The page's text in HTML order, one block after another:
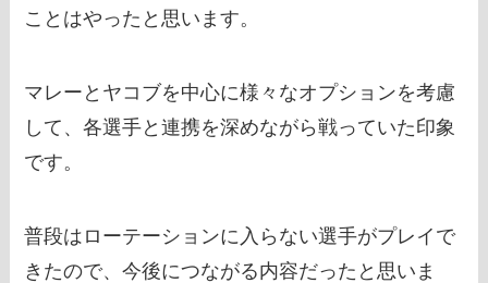
ことはやったと思います。
マレーとヤコブを中心に様々なオプションを考慮
して、各選手と連携を深めながら戦っていた印象
です。
普段はローテーションに入らない選手がプレイで
きたので、今後につながる内容だったと思いま